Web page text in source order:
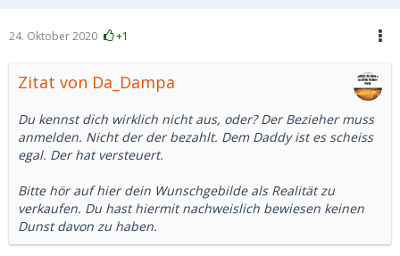
24. Oktober 2020 +1
Zitat von Da_Dampa
Du kennst dich wirklich nicht aus, oder? Der Bezieher muss
anmelden. Nicht der der bezahlt. Dem Daddy ist es scheiss
egal. Der hat versteuert.
Bitte hör auf hier dein Wunschgebilde als Realität zu
verkaufen. Du hast hiermit nachweislich bewiesen keinen
Dunst davon zu haben.